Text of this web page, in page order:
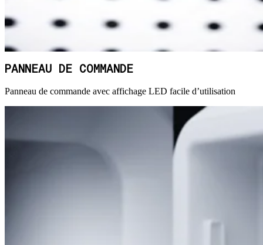
PANNEAU DE COMMANDE
Panneau de commande avec affichage LED facile d’utilisation